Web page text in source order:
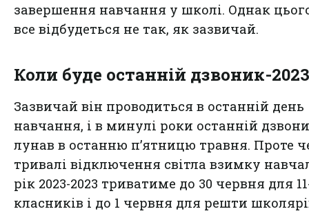
завершення навчання у школі. Однак
все відбудеться не так, як зазвичай.
Коли буде останній дзвоник-2023
Зазвичай він проводиться в останній день
навчання, і в минулі роки останній
лунав в останню п’ятницю травня. Проте
тривалі відключення світла взимку
рік 2023-2023 триватиме до 30 червня для
класників і до 1 червня для решти